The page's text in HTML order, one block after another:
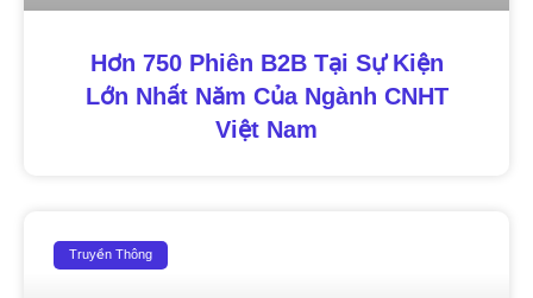
Hơn 750 Phiên B2B Tại Sự Kiện
Lớn Nhất Năm Của Ngành CNHT
Việt Nam
Truyền Thông